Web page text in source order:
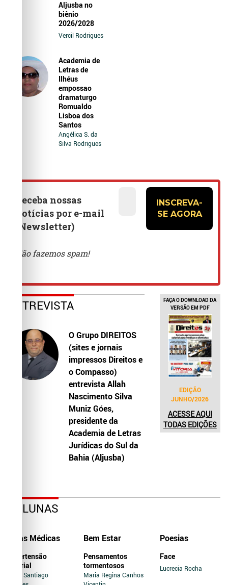
Aljusba no
biênio
2026/2028
Vercil Rodrigues
Academia de
Letras de
Ilhéus
empossao
dramaturgo
Romualdo
Lisboa dos
Santos
Angélica S. da
Silva Rodrigues
ENTREVISTA
O Grupo DIREITOS
(sites e jornais
impressos Direitos e
o Compasso)
entrevista Allah
Nascimento Silva
Muniz Góes,
presidente da
Academia de Letras
Jurídicas do Sul da
Bahia (Aljusba)
FAÇA O DOWNLOAD DA
VERSÃO EM PDF
EDIÇÃO
JUNHO/2026
ACESSE AQUI
TODAS EDIÇÕES
COLUNAS
Dicas Médicas
Hipertensão
Arterial
Jairo Santiago
Bem Estar
Pensamentos
tormentosos
Maria Regina Canhos
Poesias
Face
Lucrecia Rocha